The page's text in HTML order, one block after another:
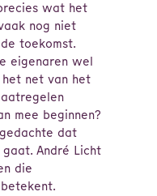
wat het
nog niet
toekomst.
eigenaren wel
net van het
mee beginnen?
dat
André Licht
die